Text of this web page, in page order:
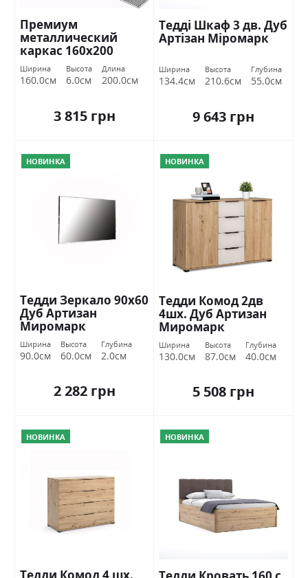
Премиум
металлический
каркас 160х200
Миромарк
Ширина
160.0см
Высота
6.0см
Длина
200.0см
3 815 грн
Тедді Шкаф 3 дв. Дуб
Артізан Міромарк
Ширина
134.4см
Высота
210.6см
Глубина
55.0см
9 643 грн
НОВИНКА
Тедди Зеркало 90х60
Дуб Артизан
Миромарк
Ширина
90.0см
Высота
60.0см
Глубина
2.0см
2 282 грн
НОВИНКА
Тедди Комод 2дв
4шх. Дуб Артизан
Миромарк
Ширина
130.0см
Высота
87.0см
Глубина
40.0см
5 508 грн
НОВИНКА НОВИНКА